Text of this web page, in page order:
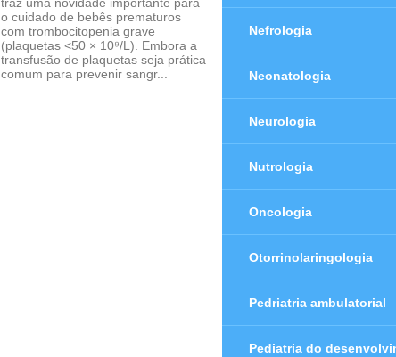
o cuidado de bebês prematuros
com trombocitopenia grave
(plaquetas <50 × 10⁹/L). Embora a
transfusão de plaquetas seja prática
comum para prevenir sangr...
Nefrologia
Neonatologia
Neurologia
Nutrologia
Oncologia
Otorrinolaringologia
Pedriatria ambulatorial
Pediatria do